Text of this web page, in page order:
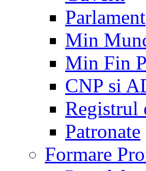
Parlament
Min
Min Fin
CNP si
Registrul
Patronate
Formare